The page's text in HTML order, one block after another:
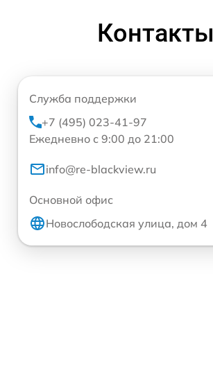
Контакты
Служба поддержки
+7 (495) 023-41-97
Ежедневно с 9:00 до 21:00
info@re-blackview.ru
Основной офис
Новослободская улица, дом 4